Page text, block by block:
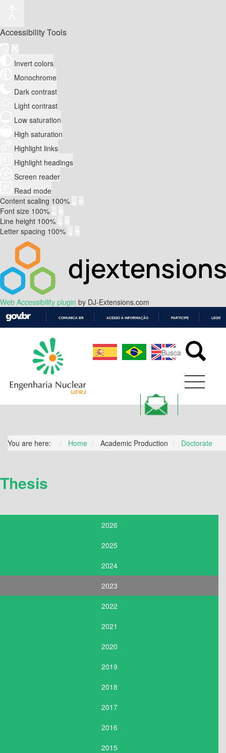
Accessibility Tools
Invert colors
Monochrome
Dark contrast
Light contrast
Low saturation
High saturation
Highlight links
Highlight headings
Screen reader
Read mode
Content scaling 100%
Font size 100%
Line height 100%
Letter spacing 100%
Web Accessibility plugin by DJ-Extensions.com
CONTEÚDO
COMUNICA BR ACESSO À INFORMAÇÃO PARTICIPE
You are here: Home Academic Production Doctorate
Thesis
2026
2025
2024
2023
2022
2021
2020
2019
2018
2017
2016
2015